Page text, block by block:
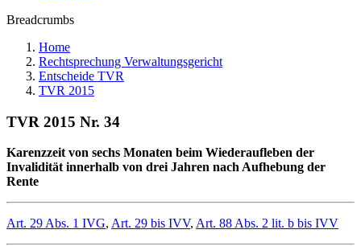
Breadcrumbs
Home
Rechtsprechung Verwaltungsgericht
Entscheide TVR
TVR 2015
TVR 2015 Nr. 34
Karenzzeit von sechs Monaten beim Wiederaufleben der
Invalidität innerhalb von drei Jahren nach Aufhebung der
Rente
Art. 29 Abs. 1 IVG, Art. 29 bis IVV, Art. 88 Abs. 2 lit. b bis IVV